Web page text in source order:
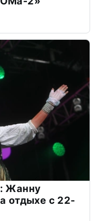
Жанну
отдыхе с 22-